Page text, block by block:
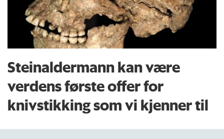
Steinaldermann kan være
verdens første offer for
knivstikking som vi kjenner til